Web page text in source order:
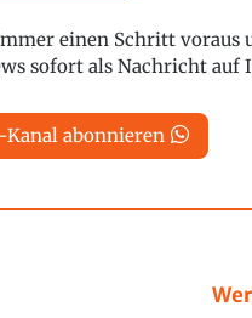
einen Schritt voraus
sofort als Nachricht auf
Kanal abonnieren